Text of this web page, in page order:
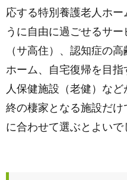
応する特別養護老人ホ
うに自由に過ごせるサ
（サ高住）、認知症の
ホーム、自宅復帰を目
人保健施設（老健）など
終の棲家となる施設だ
に合わせて選ぶとよいで